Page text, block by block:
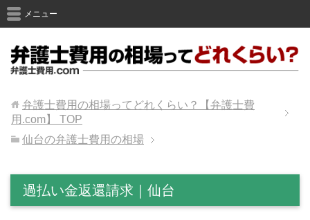
メニュー
弁護士費用の相場ってどれくらい？【弁護士費
用.com】
TOP
仙台の弁護士費用の相場
過払い金返還請求｜仙台